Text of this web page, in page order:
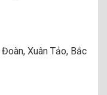
Xuân Tảo, Bắc